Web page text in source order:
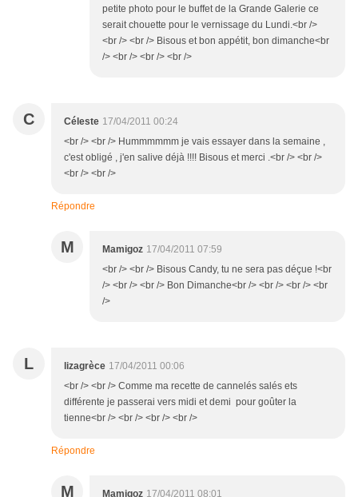
petite photo pour le buffet de la Grande Galerie ce
serait chouette pour le vernissage du Lundi.<br />
<br /> <br /> Bisous et bon appétit, bon dimanche<br
/> <br /> <br /> <br />
C Céleste 17/04/2011 00:24
<br /> <br /> Hummmmmm je vais essayer dans la semaine ,
c'est obligé , j'en salive déjà !!!! Bisous et merci .<br /> <br />
<br /> <br />
Répondre
M Mamigoz 17/04/2011 07:59
<br /> <br /> Bisous Candy, tu ne sera pas déçue !<br
/> <br /> <br /> Bon Dimanche<br /> <br /> <br /> <br
/>
L lizagrèce 17/04/2011 00:06
<br /> <br /> Comme ma recette de cannelés salés ets
différente je passerai vers midi et demi pour goûter la
tienne<br /> <br /> <br /> <br />
Répondre
M Mamigoz 17/04/2011 08:01